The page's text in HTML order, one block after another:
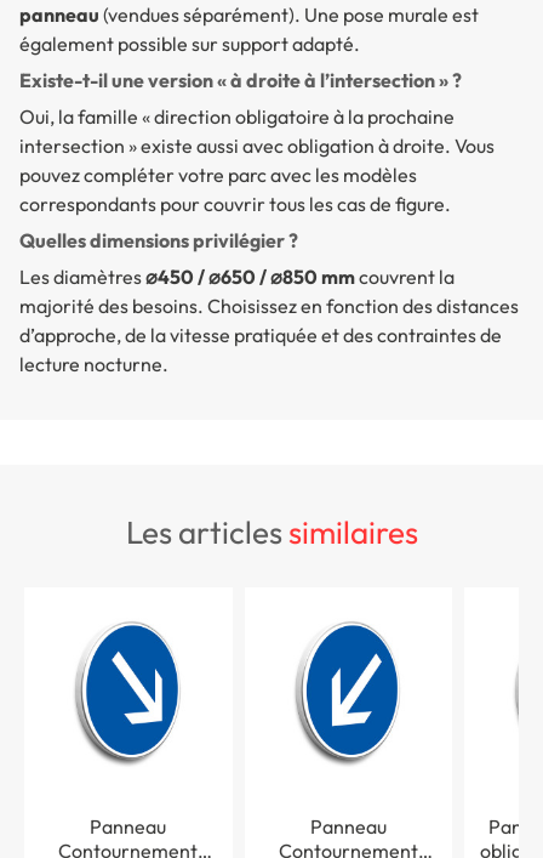
panneau (vendues séparément). Une pose murale est
également possible sur support adapté.
Existe-t-il une version « à droite à l’intersection » ?
Oui, la famille « direction obligatoire à la prochaine
intersection » existe aussi avec obligation à droite. Vous
pouvez compléter votre parc avec les modèles
correspondants pour couvrir tous les cas de figure.
Quelles dimensions privilégier ?
Les diamètres⌀450 / ⌀650 / ⌀850 mmcouvrent la
majorité des besoins. Choisissez en fonction des distances
d’approche, de la vitesse pratiquée et des contraintes de
lecture nocturne.
les articlessimilaires
Panneau
Contournement
Panneau
Contournement